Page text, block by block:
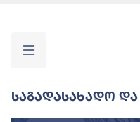
Საგადასახადო